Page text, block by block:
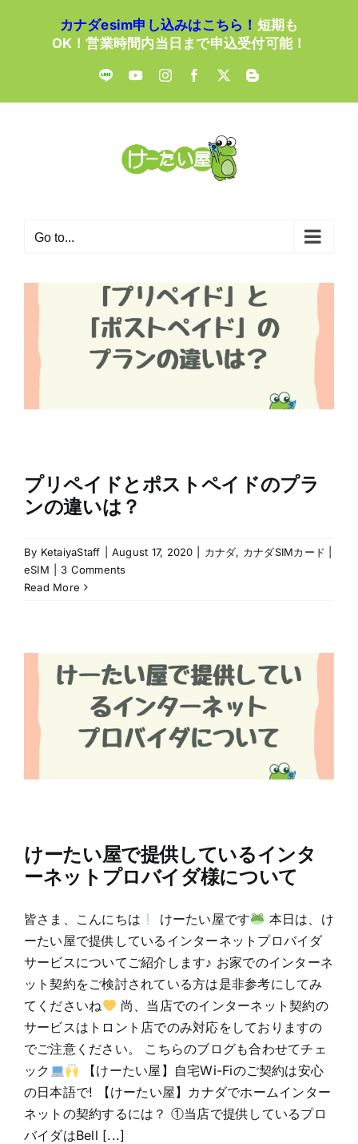
カナダesim申し込みはこちら！ 短期も
OK！営業時間内当日まで申込受付可能！
LINE YouTubeInstagramFacebook
X Blogger
Go to...
プリペイドとポストペイドのプラ
ンの違いは？
By KetaiyaStaff August 17, 2020 カナダ, カナダSIMカード |
eSIM
3 Comments
Read More
けーたい屋で提供しているインタ
ーネットプロバイダ様について
皆さま、こんにちは けーたい屋です
本日は、け
ーたい屋で提供しているインターネットプロバイダ
サービスについてご紹介します♪ お家でのインターネ
ット契約をご検討されている方は是非参考にしてみ
てくださいね
尚、当店でのインターネット契約の
サービスはトロント店でのみ対応をしておりますの
でご注意ください。 こちらのブログも合わせてチェ
ック
【けーたい屋】自宅Wi-Fiのご契約は安心
の日本語で! 【けーたい屋】カナダでホームインター
ネットの契約するには？ ①当店で提供しているプロ
バイダはBell [...]